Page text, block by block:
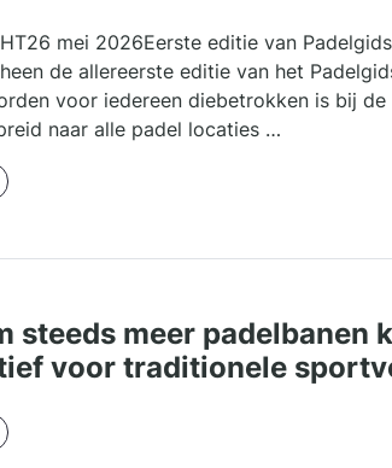
mei 2026Eerste editie van
de allereerste editie van het
voor iedereen diebetrokken is bij
naar alle padel locaties …
steeds meer padelbanen
voor traditionele